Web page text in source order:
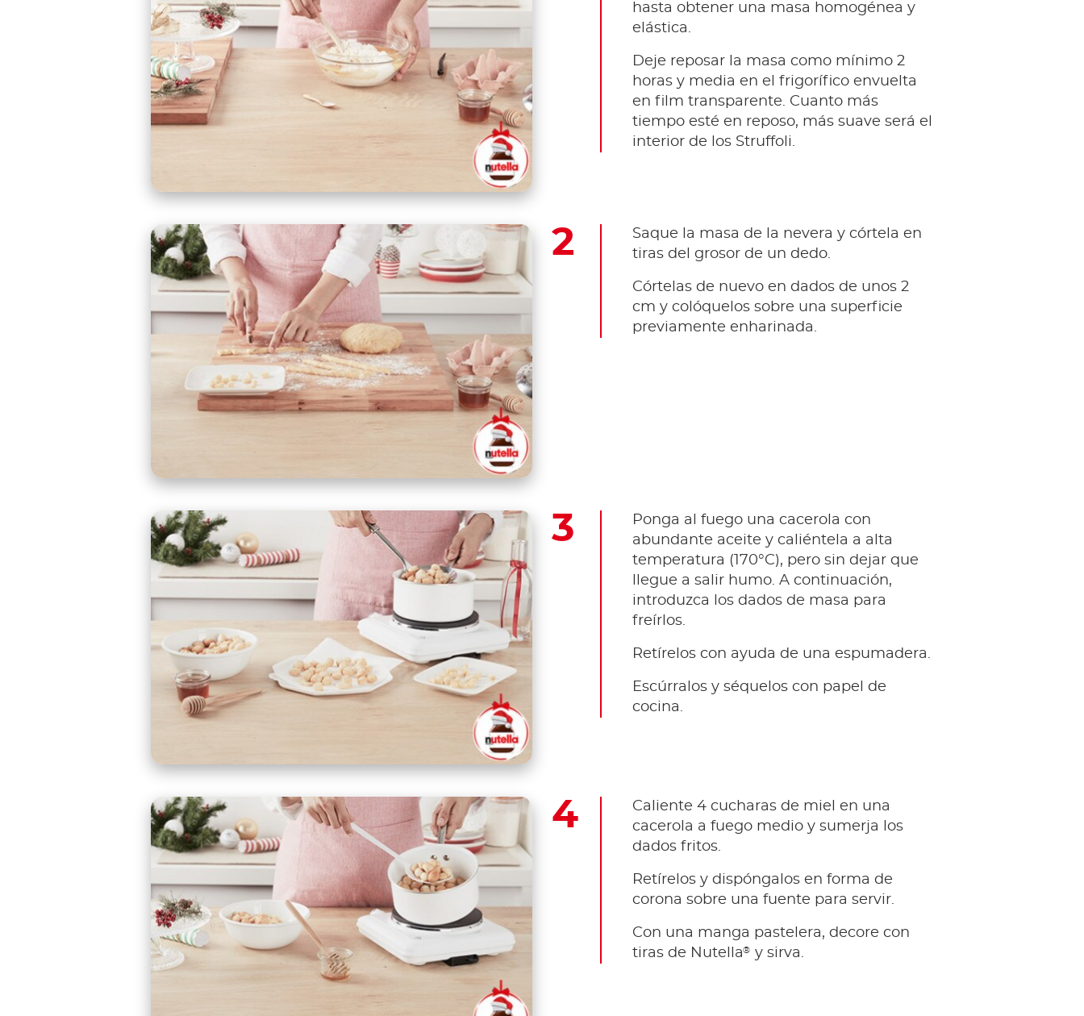
hasta obtener una masa homogénea y
elástica.
Deje reposar la masa como mínimo 2
horas y media en el frigorífico envuelta
en film transparente. Cuanto más
tiempo esté en reposo, más suave será el
interior de los Struffoli.
Saque la masa de la nevera y córtela en
tiras del grosor de un dedo.
Córtelas de nuevo en dados de unos 2
cm y colóquelos sobre una superficie
previamente enharinada.
Ponga al fuego una cacerola con
abundante aceite y caliéntela a alta
temperatura (170°C), pero sin dejar que
llegue a salir humo. A continuación,
introduzca los dados de masa para
freírlos.
Retírelos con ayuda de una espumadera.
Escúrralos y séquelos con papel de
cocina.
Caliente 4 cucharas de miel en una
cacerola a fuego medio y sumerja los
dados fritos.
Retírelos y dispóngalos en forma de
corona sobre una fuente para servir.
Con una manga pastelera, decore con
tiras de Nutella® y sirva.